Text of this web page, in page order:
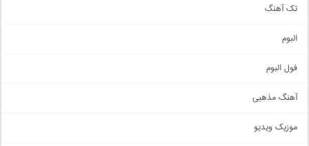
تک آهنگ
اجتماعی
حماسی
سنتی
البوم
فول البوم
آهنگ مذهبی
موزیک ویدیو